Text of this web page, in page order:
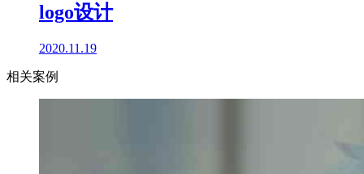
logo设计
2020.11.19
相关案例